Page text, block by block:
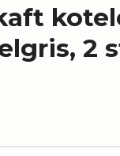
2